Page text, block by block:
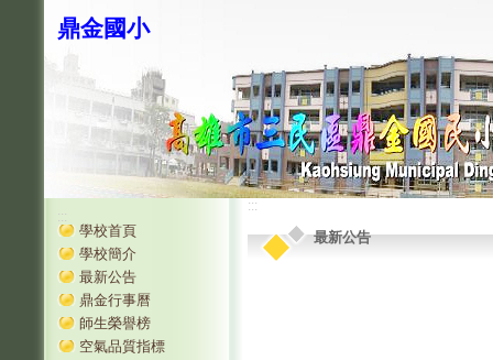
鼎金國小
:::
學校首頁
學校簡介
最新公告
鼎金行事曆
師生榮譽榜
空氣品質指標
:::
最新公告